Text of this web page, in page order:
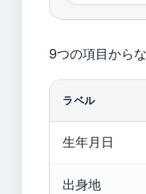
9つの項目から
ラベル
生年月日
出身地